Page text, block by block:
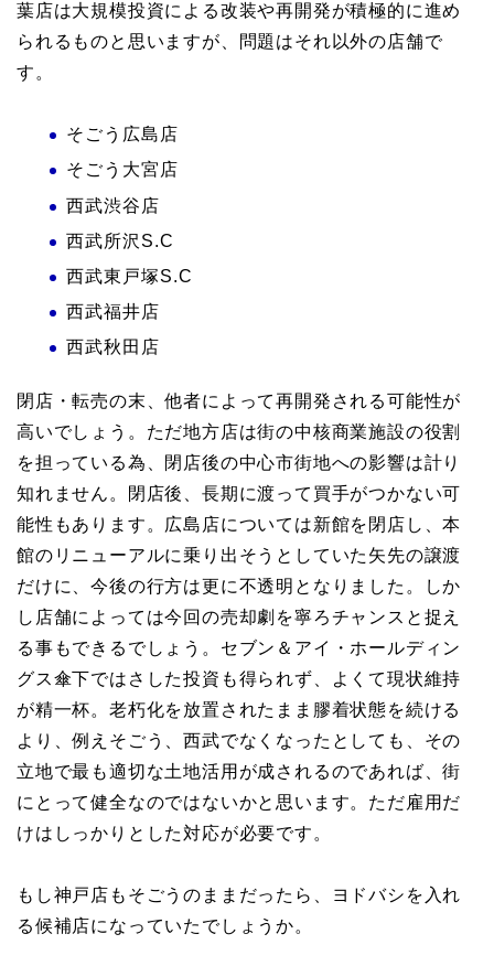
葉店は大規模投資による改装や再開発が積極的に進め
られるものと思いますが、問題はそれ以外の店舗で
す。
そごう広島店
そごう大宮店
西武渋谷店
西武所沢S.C
西武東戸塚S.C
西武福井店
西武秋田店
閉店・転売の末、他者によって再開発される可能性が
高いでしょう。ただ地方店は街の中核商業施設の役割
を担っている為、閉店後の中心市街地への影響は計り
知れません。閉店後、長期に渡って買手がつかない可
能性もあります。広島店については新館を閉店し、本
館のリニューアルに乗り出そうとしていた矢先の譲渡
だけに、今後の行方は更に不透明となりました。しか
し店舗によっては今回の売却劇を寧ろチャンスと捉え
る事もできるでしょう。セブン＆アイ・ホールディン
グス傘下ではさした投資も得られず、よくて現状維持
が精一杯。老朽化を放置されたまま膠着状態を続ける
より、例えそごう、西武でなくなったとしても、その
立地で最も適切な土地活用が成されるのであれば、街
にとって健全なのではないかと思います。ただ雇用だ
けはしっかりとした対応が必要です。
もし神戸店もそごうのままだったら、ヨドバシを入れ
る候補店になっていたでしょうか。